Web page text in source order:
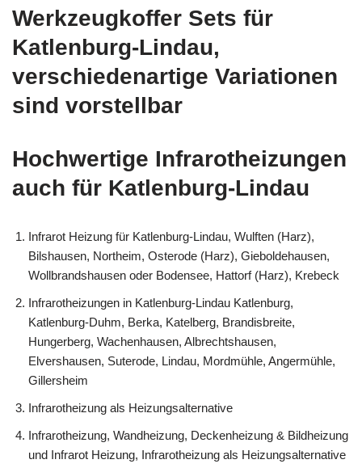
Werkzeugkoffer Sets für
Katlenburg-Lindau,
verschiedenartige Variationen
sind vorstellbar
Hochwertige Infrarotheizungen
auch für Katlenburg-Lindau
Infrarot Heizung für Katlenburg-Lindau, Wulften (Harz),
Bilshausen, Northeim, Osterode (Harz), Gieboldehausen,
Wollbrandshausen oder Bodensee, Hattorf (Harz), Krebeck
Infrarotheizungen in Katlenburg-Lindau Katlenburg,
Katlenburg-Duhm, Berka, Katelberg, Brandisbreite,
Hungerberg, Wachenhausen, Albrechtshausen,
Elvershausen, Suterode, Lindau, Mordmühle, Angermühle,
Gillersheim
Infrarotheizung als Heizungsalternative
Infrarotheizung, Wandheizung, Deckenheizung & Bildheizung
und Infrarot Heizung, Infrarotheizung als Heizungsalternative